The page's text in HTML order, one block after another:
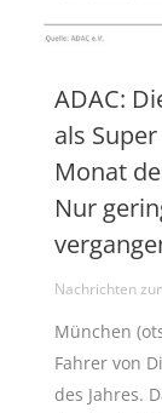
ADAC:
als
Monat
Nur
Nachrichten
München
Fahrer von
des Jahres.